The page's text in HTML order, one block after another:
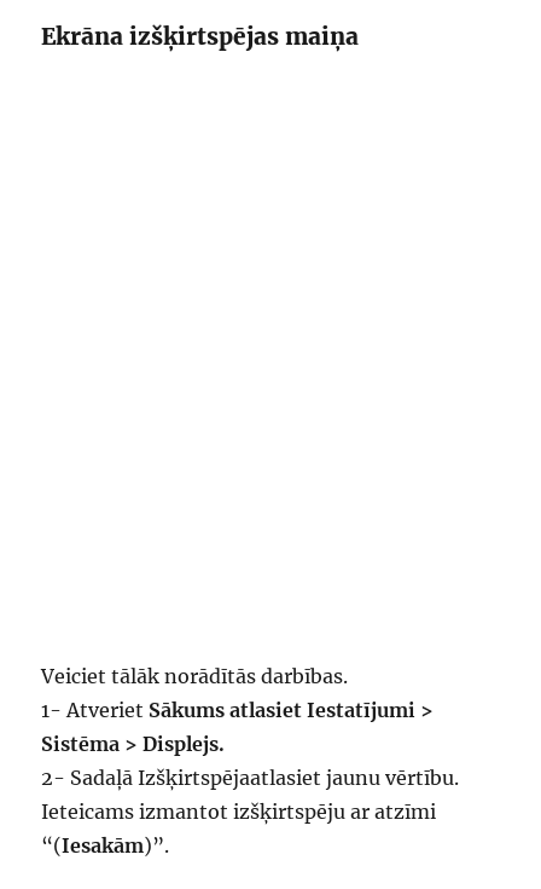
Ekrāna izšķirtspējas maiņa
Veiciet tālāk norādītās darbības.
1- Atveriet Sākums atlasiet Iestatījumi >
Sistēma > Displejs.
2- Sadaļā Izšķirtspējaatlasiet jaunu vērtību.
Ieteicams izmantot izšķirtspēju ar atzīmi
“(Iesakām)”.